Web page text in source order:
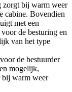
zorgt bij warm weer
cabine. Bovendien
met een
de besturing en
van het type
de bestuurder
mogelijk,
bij warm weer